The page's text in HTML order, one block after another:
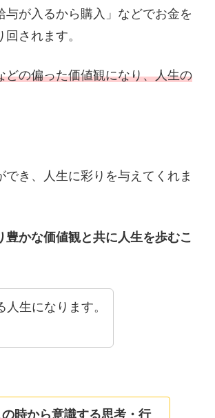
が入るから購入」などでお金を
されます。
の偏った価値観になり、人生の
き、人生に彩りを与えてくれま
かな価値観と共に人生を歩むこ
生になります。
時から意識する思考・行